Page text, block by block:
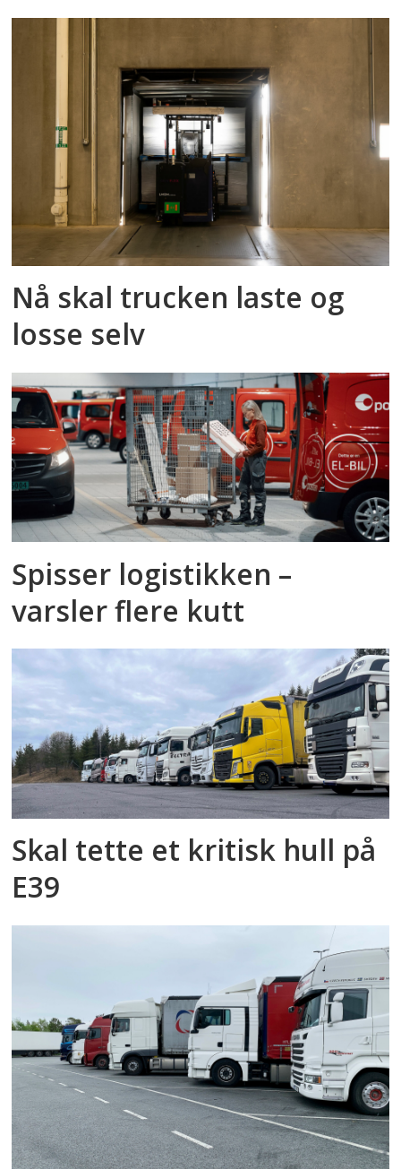
Nå skal trucken laste og
losse selv
Spisser logistikken –
varsler flere kutt
Skal tette et kritisk hull på
E39